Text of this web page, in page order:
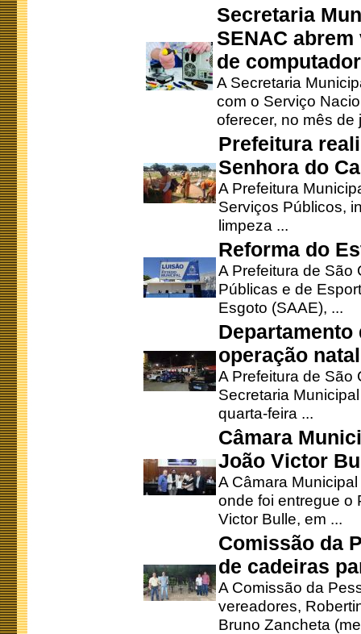
Secretaria
SENAC
de
A Secretaria
com o Serviço
oferecer, no mês de
Prefeitura
Senhora do
A Prefeitura
Serviços Públicos,
limpeza ...
Reforma do
A Prefeitura de São
Públicas e de
Esgoto (SAAE), ...
operação
A Prefeitura de São
Secretaria
quarta-feira ...
Câmara
João Victor
A Câmara
onde foi entregue o
Victor Bulle, em ...
Comissão da
de cadeiras
A Comissão da
vereadores,
Bruno Zancheta